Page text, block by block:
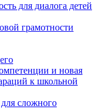
для диалога детей
грамотности
и новая
к школьной
сложного